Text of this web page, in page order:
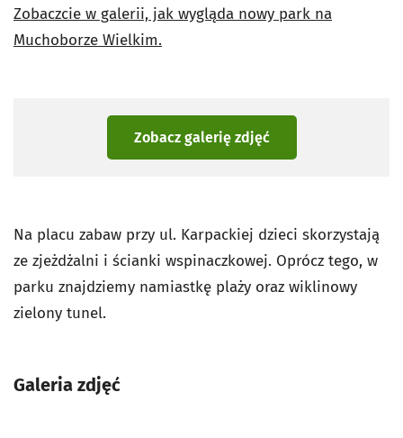
Zobaczcie w galerii, jak wygląda nowy park na
Muchoborze Wielkim.
Zobacz galerię zdjęć
Na placu zabaw przy ul. Karpackiej dzieci skorzystają
ze zjeżdżalni i ścianki wspinaczkowej. Oprócz tego, w
parku znajdziemy namiastkę plaży oraz wiklinowy
zielony tunel.
Galeria zdjęć